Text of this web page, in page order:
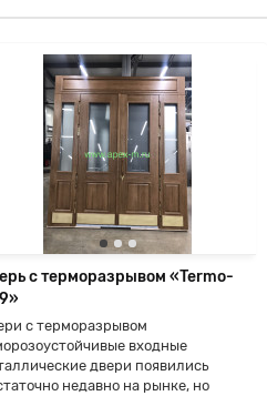
с терморазрывом «Termo-
с терморазрывом
входные
двери появились
недавно на рынке, но